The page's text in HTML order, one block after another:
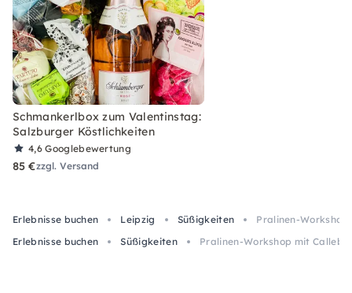
Schmankerlbox zum Valentinstag:
Salzburger Köstlichkeiten
4,6Googlebewertung
85 €zzgl. Versand
Erlebnisse buchen Leipzig Süßigkeiten
Pralinen-
Erlebnisse buchen
Süßigkeiten Pralinen-Workshop mit